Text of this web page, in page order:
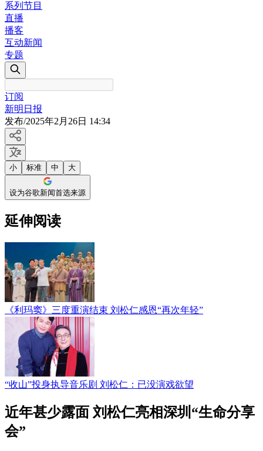
系列节目
直播
播客
互动新闻
专题
订阅
新明日报
发布/2025年2月26日 14:34
小 标准 中 大
设为谷歌新闻首选来源
延伸阅读
《利玛窦》三度重演结束 刘松仁感恩“再次年轻”
“收山”投身执导音乐剧 刘松仁：已没演戏欲望
近年甚少露面 刘松仁亮相深圳“生命分享
会”